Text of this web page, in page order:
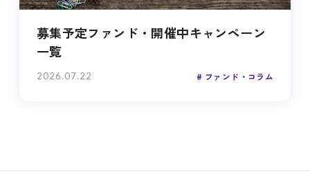
募集予定ファンド・開催中キャンペーン
一覧
2026.07.22 ファンド・コラム